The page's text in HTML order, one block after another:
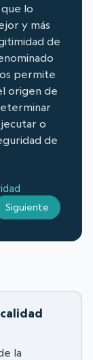
lo
y más
de
permite
origen de
o
de
Siguiente
la